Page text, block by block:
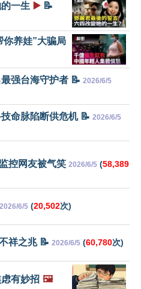
一生 ▶️ 📝
你养娃”大骗局
强台海守护者 📝 2026/6/5
命脉陷断供危机 📝 2026/6/5
控网友被气笑 2026/6/5 (58,389
2026/6/5 (20,502次)
祥之兆 📝 2026/6/5 (60,780次)
有妙招 🖼️